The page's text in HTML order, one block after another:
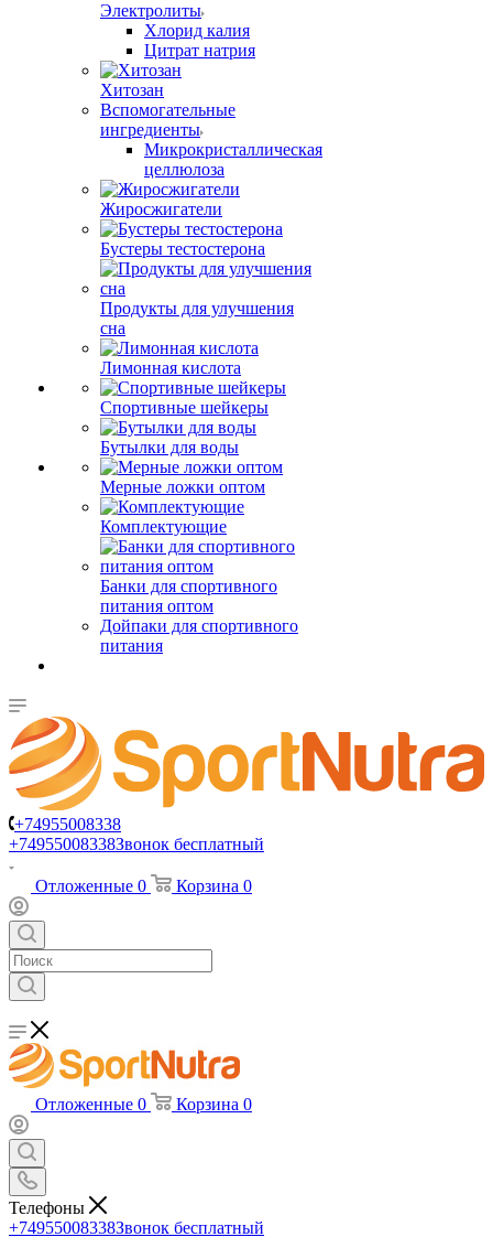
Электролиты
Хлорид калия
Цитрат натрия
Хитозан
Вспомогательные
ингредиенты
Микрокристаллическая
целлюлоза
Жиросжигатели
Бустеры тестостерона
Продукты для улучшения
сна
Лимонная кислота
Спортивные шейкеры
Бутылки для воды
Мерные ложки оптом
Комплектующие
Банки для спортивного
питания оптом
Дойпаки для спортивного
питания
+74955008338
+74955008338Звонок бесплатный
Отложенные 0 Корзина 0
Отложенные 0 Корзина 0
Телефоны
+74955008338Звонок бесплатный